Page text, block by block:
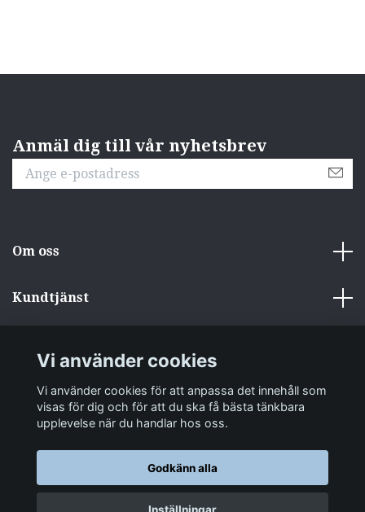
Anmäl dig till vår nyhetsbrev
Om oss
Kundtjänst
Sociala medier
© 2026 zakkastore.se
Vi använder cookies
Vi använder cookies för att anpassa det innehåll som
visas för dig och för att du ska få bästa tänkbara
upplevelse när du handlar hos oss.
Godkänn alla